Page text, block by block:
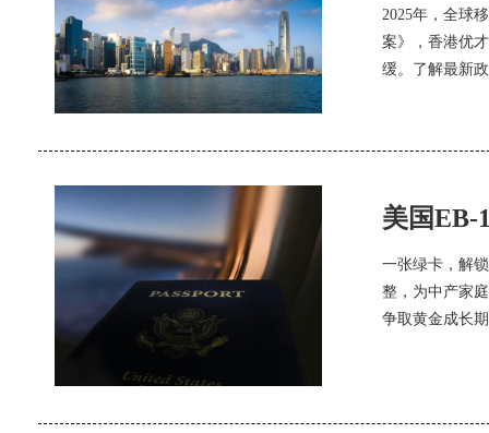
2025年，全球
案》，香港优
缓。了解最新
美国EB-
一张绿卡，解
整，为中产家
争取黄金成长